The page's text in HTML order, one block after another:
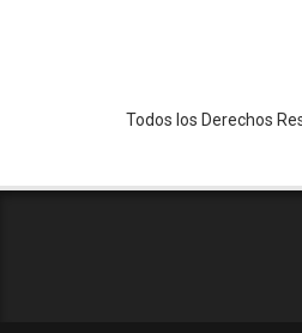
Todos los Derechos